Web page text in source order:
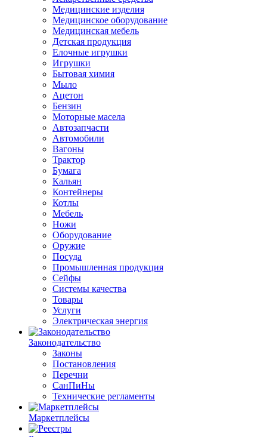
Медицинские изделия
Медицинское оборудование
Медицинская мебель
Детская продукция
Елочные игрушки
Игрушки
Бытовая химия
Мыло
Ацетон
Бензин
Моторные масела
Автозапчасти
Автомобили
Вагоны
Трактор
Бумага
Кальян
Контейнеры
Котлы
Мебель
Ножи
Оборудование
Оружие
Посуда
Промышленная продукция
Сейфы
Системы качества
Товары
Услуги
Электрическая энергия
Законодательство
Законы
Постановления
Перечни
СанПиНы
Технические регламенты
Маркетплейсы